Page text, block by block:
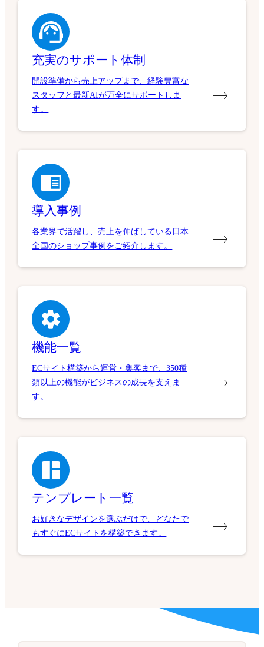
充実のサポート体制
開設準備から売上アップまで、経験豊富な
スタッフと最新AIが万全にサポートしま
す。
導入事例
各業界で活躍し、売上を伸ばしている日本
全国のショップ事例をご紹介します。
機能一覧
ECサイト構築から運営・集客まで、350種
類以上の機能がビジネスの成長を支えま
す。
テンプレート一覧
お好きなデザインを選ぶだけで、どなたで
もすぐにECサイトを構築できます。